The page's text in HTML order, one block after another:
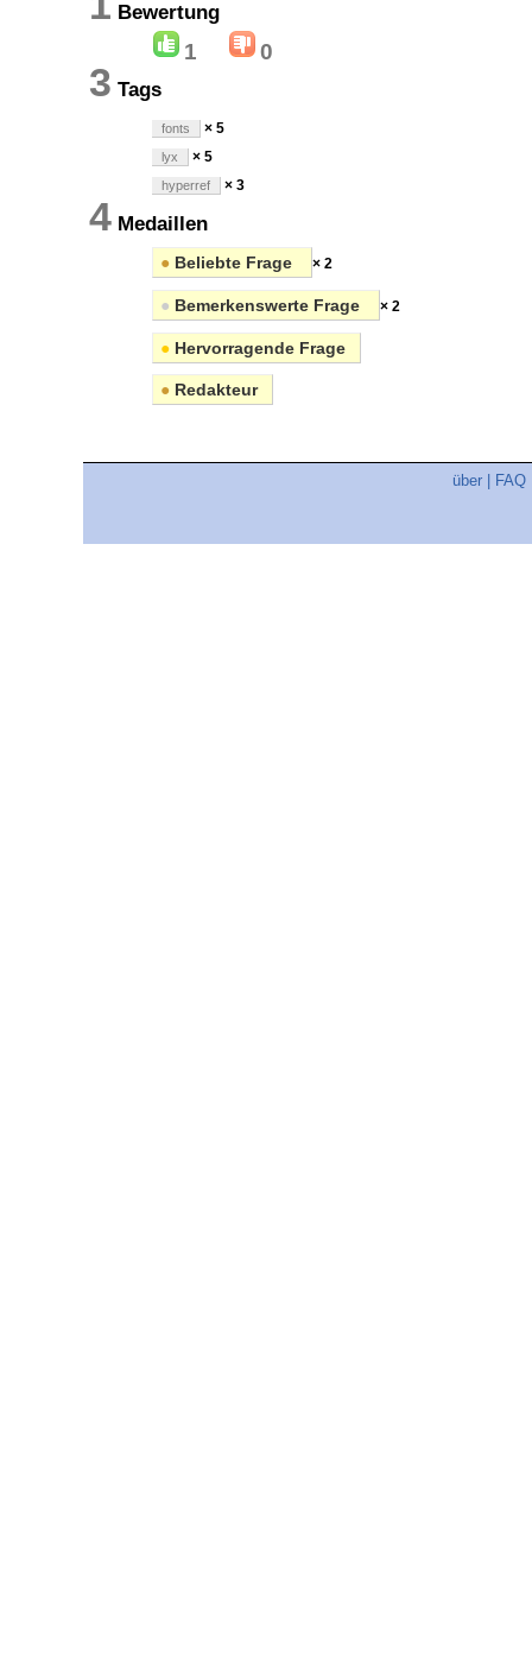
Bewertung
1 0
3 Tags
fonts × 5
lyx × 5
hyperref × 3
4 Medaillen
● Beliebte Frage × 2
● Bemerkenswerte Frage × 2
● Hervorragende Frage
● Redakteur
über FAQ